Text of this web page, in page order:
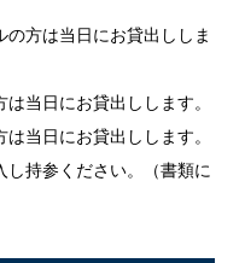
方は当日にお貸出ししま
当日にお貸出しします。
当日にお貸出しします。
持参ください。（書類に